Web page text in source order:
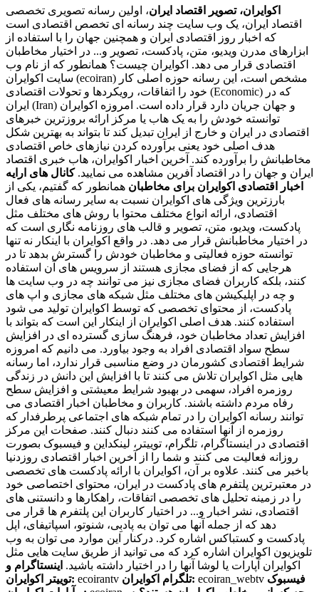
اکوایران، تصویر اقتصاد ایران، اولین رسانه تصویری تخصصی
اقتصاد ایران، یک وب سایت چند رسانه ای تخصص اقتصادی است
که اخبار روز اقتصادی ایران و همچنین جهان را با استفاده از
ابزارهای مدرن ویدیو، متن، پادکست، تصویر و... در اختیار مخاطبان
اقتصادی قرار می دهد. اکوایران چیست؟ همانطور که از نام وب
سایت اکوایران (ecoiran) مشخص است، این رسانه حوزه اصلی کار
خود را اتفاقات، رویکردها و تحولات اقتصادی (Economic) که در
ایران (Iran) و جهان جریان دارد قرار داده است. امروزه اکوایران
توانسته خودش را به یک هاب یا مرکز ارائه بروزترین خبرهای
اقتصادی در ایران و خارج از ایران تبدیل کند تا بتواند به بهترین شکل
هدف اصلی خود یعنی برآورده کردن نیازهای خاص اقتصادی
مخاطبانش را برآورده کند. آخرین اخبار اکوایران، هاب خبری اقتصاد
ایران و جهان را در اقتصاد آفرین مشاهده می نمایید.کانال های ارایه
اخبار اقتصادی اکوایران برای مخاطبان همانطور که گفتیم، یکی از
بارزترین ویژگی های اکوایران نسبت به سایر رسانه های فعال
اقتصادی، ارائه انواع مختلف محتوا با روش های مختلف مثل
پادکست، ویدیو، متن، تصویر و قالب های روزنامه نگاری است که
در اختیار مخاطبانش قرار می دهد. در واقع اکوایران با اینکار نه تنها
توانسته حوزه فعالیتی و مخاطبان خودش را گسترش بدهد تا در
هرجایی که از فضای مجازی هستند از سرویس های آن استفاده
کنند، بلکه کاربران فضای مجازی نیز می توانند چه در وب سایت ها
و چه در اپلیکیشن های مختلف مثل شبکه های مجازی و اپ های
پادکست، از محتوای تخصصی که توسط اکوایران تولید می شود
استفاده کنند. هدف اصلی اکوایران از اینکار این است که بتواند با
افزایش تعداد مخاطبان خود، فرهنگ سازی گسترده ای در افزایش
سطح سواد اقتصادی افراد به وجود بیاورد. می دانیم که امروزه
شرایط اقتصادی کشورمان در وضع مناسبی قرار ندارد، اما رسانه
هایی مثل اکوایران تلاش می کنند تا با افزایش این دانش در زندگی
روزمره افراد، سهمی در بهبود شرایط معیشتی و افزایش سطح
رفاه مردم داشته باشند. کاربران و مخاطبان اخبار اقتصادی می
توانند رسانه اکوایران را در تمام شبکه های اجتماعی پرطرفدار که
روزمره از آنها استفاده می کنند دنبال کنند. صفحات این مرکز
اقتصادی در اینستاگرام، تلگرام، توییتر، لینکداین و فیسبوک بصورت
روزانه فعالیت می کنند و شما را از آخرین اخبار اقتصادی روزدنیا
باخبر می کنند. علاوه بر آن، اکوایران با ارائه پادکست های تخصصی
در معتبرترین پلتفرم های پادکست در ایران، محتوای اختصاصی خود
را در زمینه تحلیل های تخصصی اتفاقات، راهکارها و دانستنی های
اقتصادی، نشر اخبار و... در اختیار کاربران این پلتفرم ها قرار می
دهد که از جمله آنها می توان به پادبِی، شنوتو، اسپاتیفای، اپل
پادکست و کستباکس اشاره کرد. درکنار این موارد می توان به وب
تلویزیون اکوایران اشاره کرد که می توانید از طریق سایت هایی مثل
اکوایران آپارات یا لوشا آنها را در اختیار داشته باشید. اینستاگرام و
توییتر اکوایران: ecoirantv تلگرام اکوایران: ecoiran_webtv فیسبوک